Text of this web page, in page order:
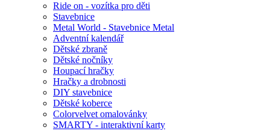
Ride on - vozítka pro děti
Stavebnice
Metal World - Stavebnice Metal
Adventní kalendář
Dětské zbraně
Dětské nočníky
Houpací hračky
Hračky a drobnosti
DIY stavebnice
Dětské koberce
Colorvelvet omalovánky
SMARTY - interaktivní karty